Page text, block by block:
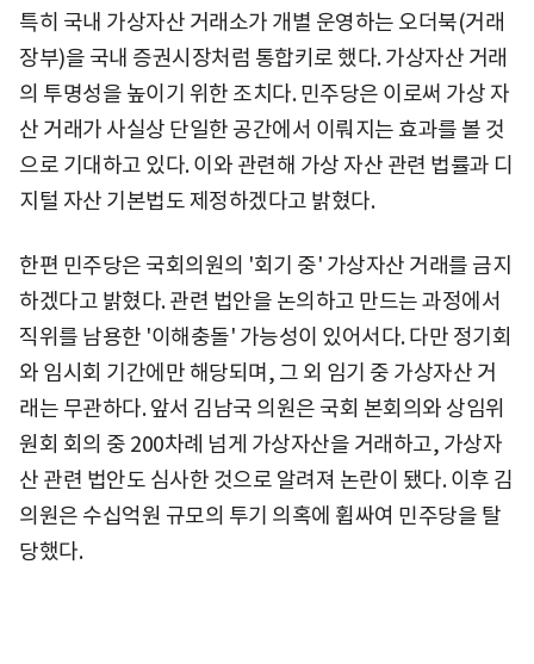
특히 국내 가상자산 거래소가 개별 운영하는 오더북(거래
장부)을 국내 증권시장처럼 통합키로 했다. 가상자산 거래
의 투명성을 높이기 위한 조치다. 민주당은 이로써 가상 자
산 거래가 사실상 단일한 공간에서 이뤄지는 효과를 볼 것
으로 기대하고 있다. 이와 관련해 가상 자산 관련 법률과 디
지털 자산 기본법도 제정하겠다고 밝혔다.
한편 민주당은 국회의원의 '회기 중' 가상자산 거래를 금지
하겠다고 밝혔다. 관련 법안을 논의하고 만드는 과정에서
직위를 남용한 '이해충돌' 가능성이 있어서다. 다만 정기회
와 임시회 기간에만 해당되며, 그 외 임기 중 가상자산 거
래는 무관하다. 앞서 김남국 의원은 국회 본회의와 상임위
원회 회의 중 200차례 넘게 가상자산을 거래하고, 가상자
산 관련 법안도 심사한 것으로 알려져 논란이 됐다. 이후 김
의원은 수십억원 규모의 투기 의혹에 휩싸여 민주당을 탈
당했다.